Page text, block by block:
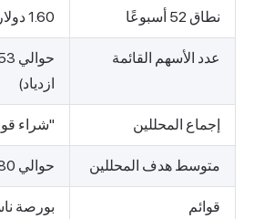
نطاق 52 أسبوعًا 1.60 دولار - 7.84 دولار
عدد الأسهم القائمة
ازدياد)
إجماع المحللين "شراء
متوسط هدف المحللين حوالي 5.80 دولار
قوائم بورصة